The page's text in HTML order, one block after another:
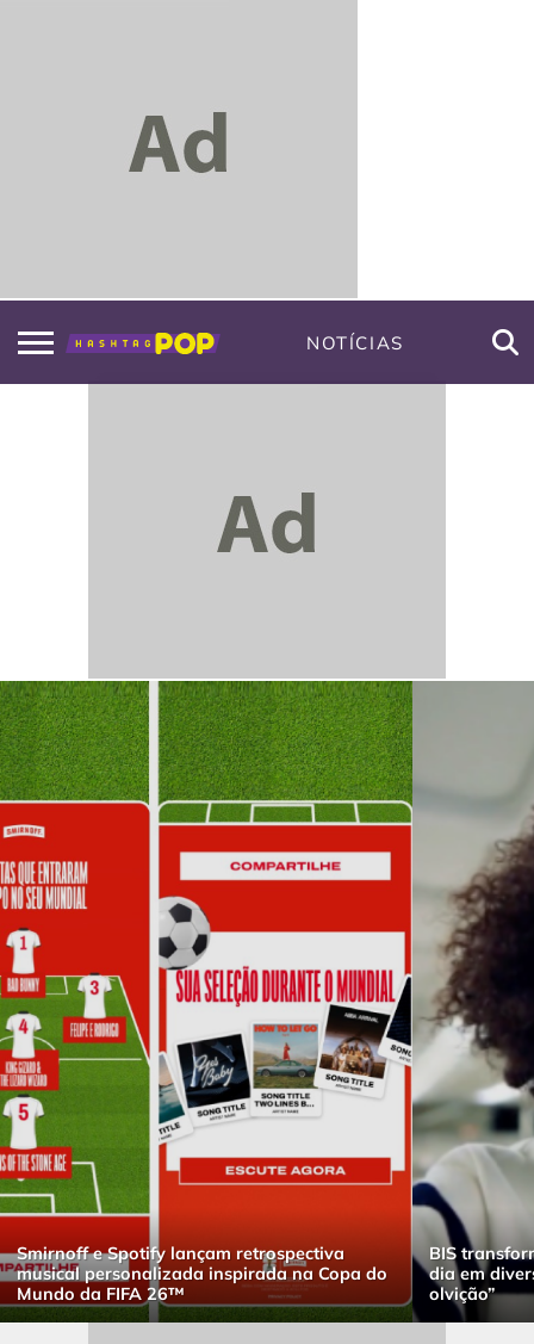
NOTÍCIAS
Smirnoff e Spotify lançam retrospectiva
musical personalizada inspirada na Copa do
Mundo da FIFA 26™
BIS
dia em
olvição”